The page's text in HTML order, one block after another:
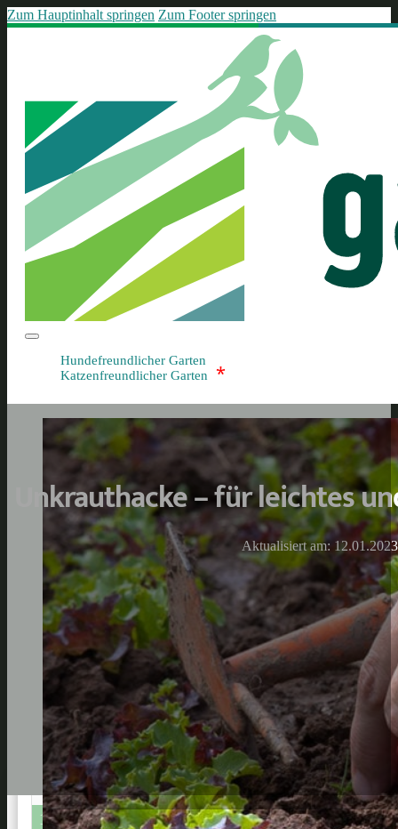
Zum Hauptinhalt springen Zum Footer springen
Hundefreundlicher Garten
Katzenfreundlicher Garten
*
Unkrauthacke – für leichtes
Aktualisiert am: 12.01.2023
1
Gardena